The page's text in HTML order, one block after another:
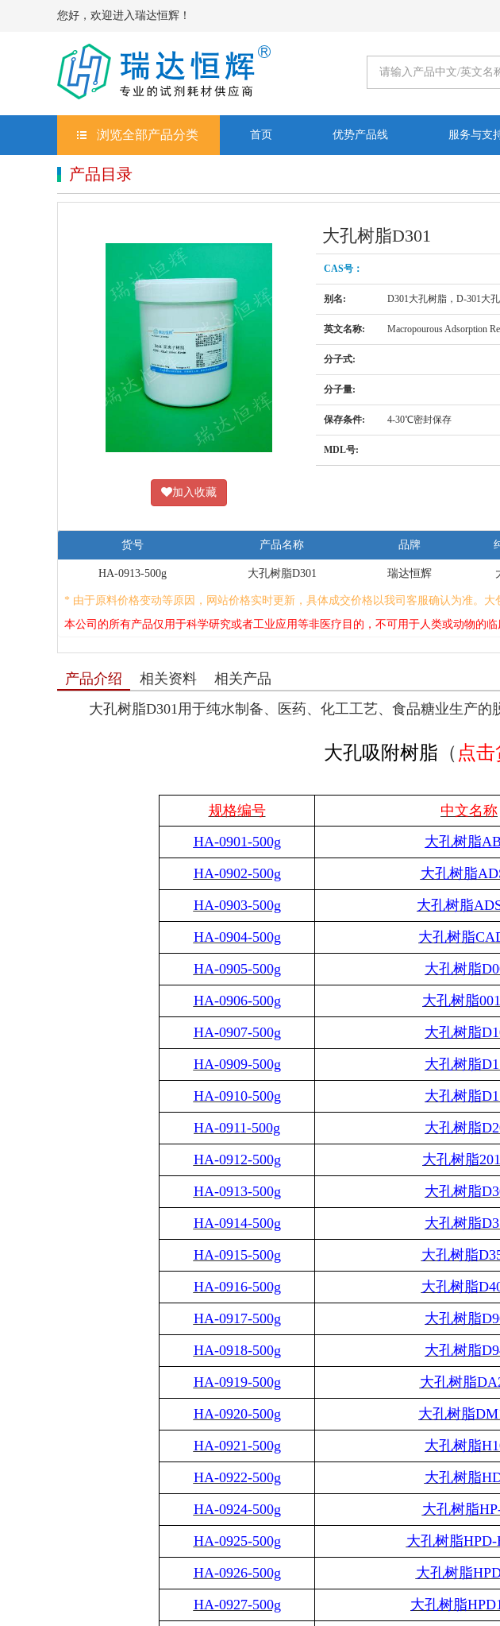
您好，欢迎进入瑞达恒辉！
浏览全部产品分类 首页 优势产品线 服务与支
产品目录
加入收藏
大孔树脂D301
CAS号：
别名: D301大孔树脂，D-301大
英文名称: Macropourous Adsorption
分子式:
分子量:
保存条件: 4-30℃密封保存
MDL号:
货号 产品名称 品牌
HA-0913-500g 大孔树脂D301 瑞达恒辉
* 由于原料价格变动等原因，网站价格实时更新，具体成交价格以我司客服确认为准。大
本公司的所有产品仅用于科学研究或者工业应用等非医疗目的，不可用于人类或动物的临
产品介绍 相关资料
相关产品
大孔树脂D301用于纯水制备、医药、化工工艺、食品糖业生产的
大孔吸附树脂 （ 点
规格编号 中文名称
HA-0901-500g
大孔树脂
HA-0902-500g
大孔树脂
HA-0903-500g
大孔树脂
HA-0904-500g
大孔树脂
HA-0905-500g
大孔树脂
HA-0906-500g
大孔树脂
HA-0907-500g
大孔树脂
HA-0909-500g
大孔树脂
HA-0910-500g
大孔树脂
HA-0911-500g
大孔树脂
HA-0912-500g
大孔树脂
HA-0913-500g
大孔树脂
HA-0914-500g
大孔树脂
HA-0915-500g
大孔树脂
HA-0916-500g
大孔树脂
HA-0917-500g
大孔树脂
HA-0918-500g
大孔树脂
HA-0919-500g
大孔树脂
HA-0920-500g
大孔树脂
HA-0921-500g
大孔树脂
HA-0922-500g
大孔树脂
HA-0924-500g
大孔树脂
HA-0925-500g
大孔树脂HPD-
HA-0926-500g
大孔树脂
HA-0927-500g
大孔树脂